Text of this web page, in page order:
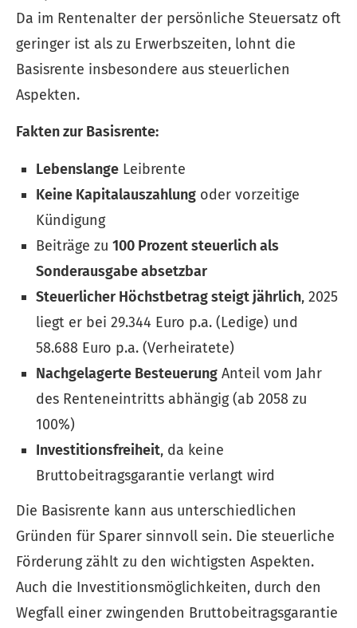
Da im Rentenalter der persönliche Steuersatz oft
geringer ist als zu Erwerbszeiten, lohnt die
Basisrente insbesondere aus steuerlichen
Aspekten.
Fakten zur Basisrente:
Lebenslange Leibrente
Keine Kapitalauszahlung oder vorzeitige
Kündigung
Beiträge zu 100 Prozent steuerlich als
Sonderausgabe absetzbar
Steuerlicher Höchstbetrag steigt jährlich, 2025
liegt er bei 29.344 Euro p.a. (Ledige) und
58.688 Euro p.a. (Verheiratete)
Nachgelagerte Besteuerung Anteil vom Jahr
des Renteneintritts abhängig (ab 2058 zu
100%)
Investitionsfreiheit, da keine
Bruttobeitragsgarantie verlangt wird
Die Basisrente kann aus unterschiedlichen
Gründen für Sparer sinnvoll sein. Die steuerliche
Förderung zählt zu den wichtigsten Aspekten.
Auch die Investitionsmöglichkeiten, durch den
Wegfall einer zwingenden Bruttobeitragsgarantie